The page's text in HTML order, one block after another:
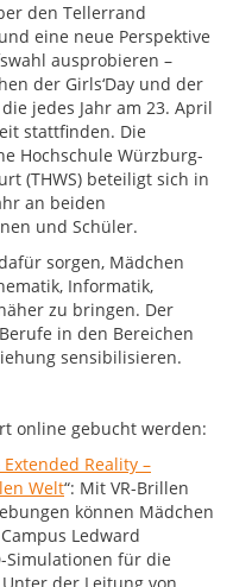
den Tellerrand
eine neue Perspektive
ausprobieren –
der Girls‘Day und der
die jedes Jahr am 23. April
stattfinden. Die
Hochschule Würzburg-
(THWS) beteiligt sich in
an beiden
und Schüler.
sorgen, Mädchen
Informatik,
zu bringen. Der
in den Bereichen
sensibilisieren.
online gebucht werden:
Reality –
Welt“: Mit VR-Brillen
können Mädchen
Ledward
Simulationen für die